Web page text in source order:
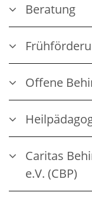
Beratung
Offene
Caritas
e.V. (CBP)